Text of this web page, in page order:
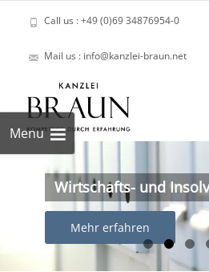
Call us : +49 (0)69 34876954-0
Mail us : info@kanzlei-braun.net
Menu
Wirtschafts- und
Mehr erfahren